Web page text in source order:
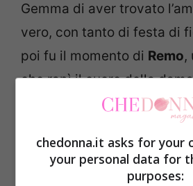
Gemma di aver trovato
vero, con tanto di festa di
poi fu il momento di Remo,
che rapì il cuore della
spezzandolo in mille pezzi
comportamento ambiguo;
giorni d’oggi con il bel
, con il quale
chedonna.it asks for your
your personal data for
purposes: